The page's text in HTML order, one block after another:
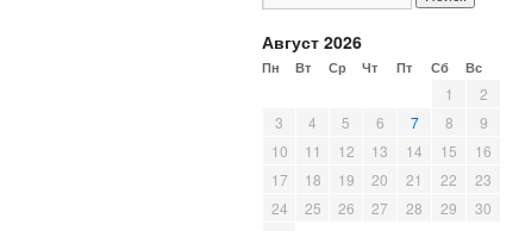
Август 2026
Пн Вт Ср Чт Пт Сб Вс
1
2
3
4 5 6 7 8
9
10
11 12 13 14 15
16
17
18 19 20 21 22
23
24
25 26 27 28 29
30